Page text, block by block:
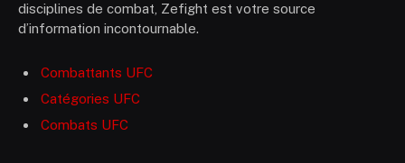
disciplines de combat, Zefight est votre source
d’information incontournable.
Combattants UFC
Catégories UFC
Combats UFC